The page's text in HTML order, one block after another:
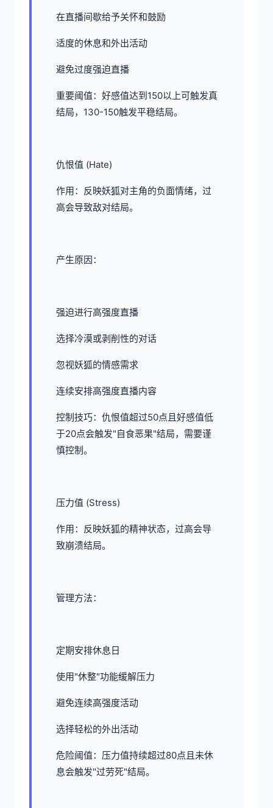
在直播间歇给予关怀和鼓励
适度的休息和外出活动
避免过度强迫直播
重要阈值：好感值达到150以上可触发真
结局，130-150触发平稳结局。
仇恨值 (Hate)
作用：反映妖狐对主角的负面情绪，过
高会导致敌对结局。
产生原因：
强迫进行高强度直播
选择冷漠或剥削性的对话
忽视妖狐的情感需求
连续安排高强度直播内容
控制技巧：仇恨值超过50点且好感值低
于20点会触发"自食恶果"结局，需要谨
慎控制。
压力值 (Stress)
作用：反映妖狐的精神状态，过高会导
致崩溃结局。
管理方法：
定期安排休息日
使用"休整"功能缓解压力
避免连续高强度活动
选择轻松的外出活动
危险阈值：压力值持续超过80点且未休
息会触发"过劳死"结局。